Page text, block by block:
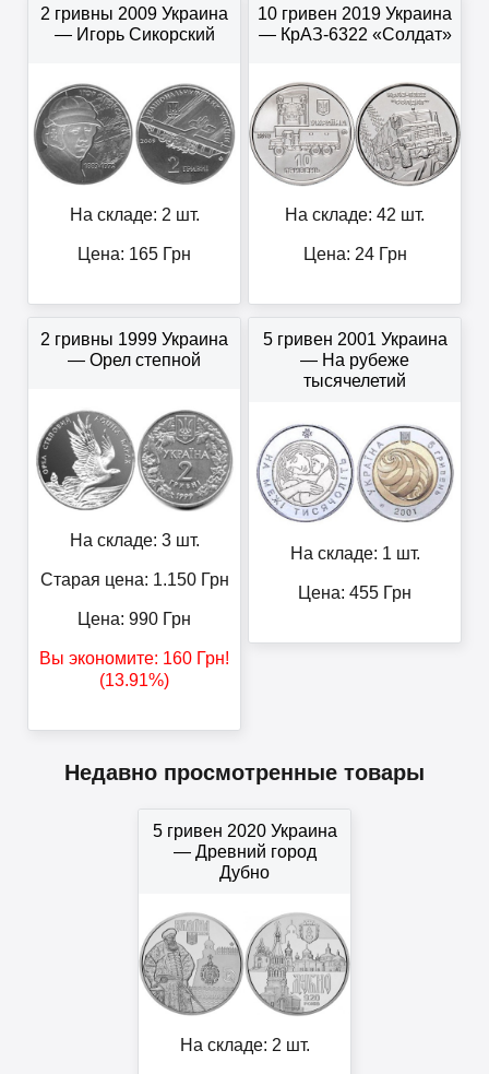
2 гривны 2009 Украина
— Игорь Сикорский
На складе: 2 шт.
Цена: 165 Грн
10 гривен 2019 Украина
— КрАЗ-6322 «Солдат»
На складе: 42 шт.
Цена: 24Грн
2 гривны 1999 Украина
— Орел степной
На складе: 3 шт.
Старая цена: 1.150Грн
Цена: 990 Грн
Вы экономите: 160 Грн!
(13.91%)
5 гривен 2001 Украина
— На рубеже
тысячелетий
На складе: 1 шт.
Цена: 455 Грн
Недавно просмотренные товары
5 гривен 2020 Украина
— Древний город
Дубно
На складе: 2 шт.